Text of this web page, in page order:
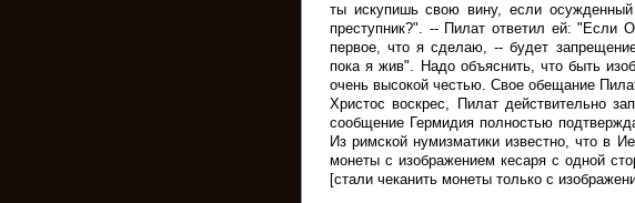
ты искупишь свою вину, если
преступник?". -- Пилат ответил ей: "Если
первое, что я сделаю, -- будет
пока я жив". Надо объяснить, что быть
очень высокой честью. Свое обещание
Христос воскрес, Пилат действительно
сообщение Гермидия полностью
Из римской нумизматики известно, что в
монеты с изображением кесаря с одной
[стали чеканить монеты только с